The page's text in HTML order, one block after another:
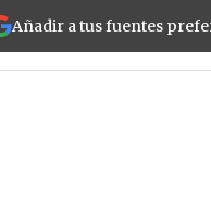
Añadir a tus fuentes
Fabricantes
Mayoristas
TicPymes